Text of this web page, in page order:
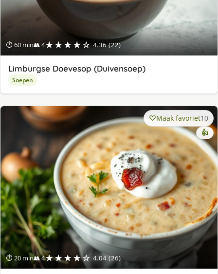
⏱ 60 min👥 4★★★★☆ 4.36 (22)
Limburgse Doevesop (Duivensoep)
Soepen
⏱ 20 min👥 4★★★★☆ 4.04 (26)
Maak favoriet10
👍